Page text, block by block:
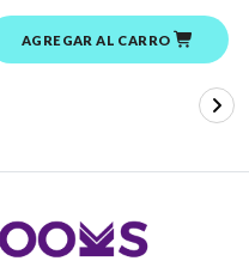
AGREGAR AL CARRO